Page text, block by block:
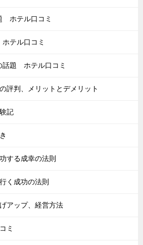
ホテル口コミ
テル口コミ
話題 ホテル口コミ
評判、メリットとデメリット
記
する成幸の法則
く成功の法則
アップ、経営方法
ミ